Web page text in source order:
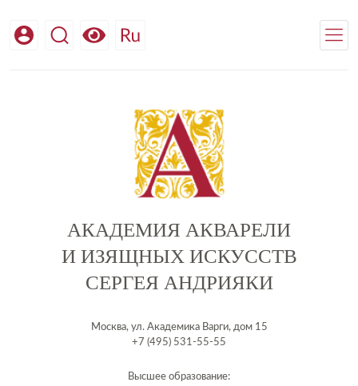
АКАДЕМИЯ АКВАРЕЛИ
И ИЗЯЩНЫХ ИСКУССТВ
СЕРГЕЯ АНДРИЯКИ
Москва, ул. Академика Варги, дом 15
+7 (495) 531-55-55
Высшее образование: